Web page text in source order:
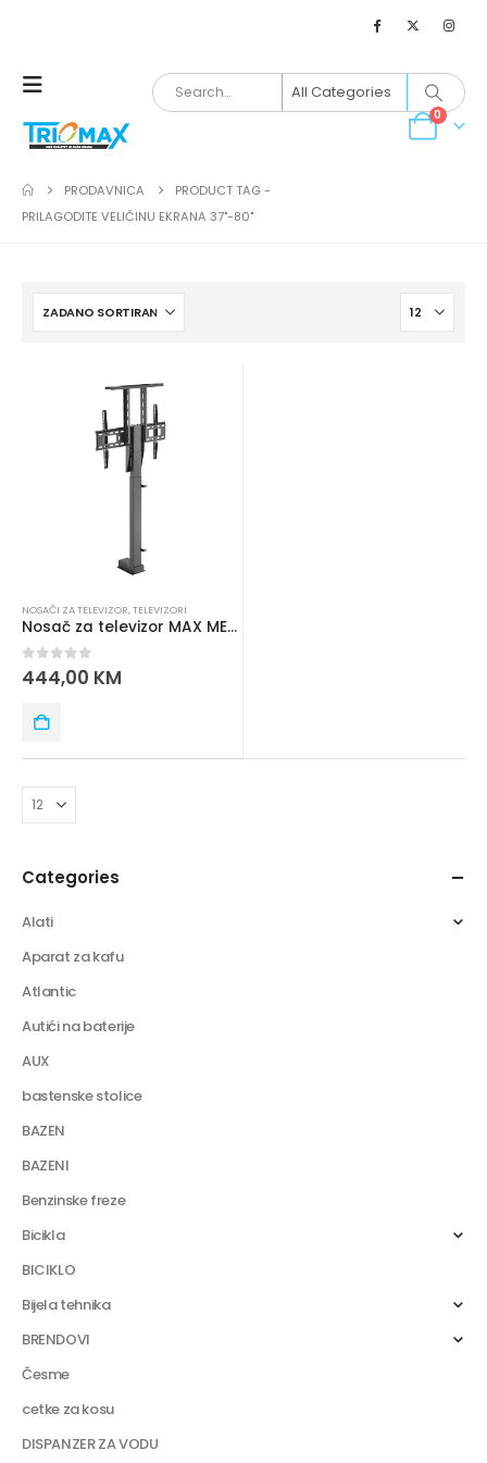
0
PRODAVNICA
PRODUCT TAG -
PRILAGODITE VELIČINU EKRANA 37"-80"
NOSAČI ZA TELEVIZOR,TELEVIZORI
Nosač za televizor MAX MED80 37″-80″
0out of 5
444,00 KM
Categories
Alati
Aparat za kafu
Atlantic
Autići na baterije
AUX
bastenske stolice
BAZEN
BAZENI
Benzinske freze
Bicikla
BICIKLO
Bijela tehnika
BRENDOVI
Česme
cetke za kosu
DISPANZER ZA VODU